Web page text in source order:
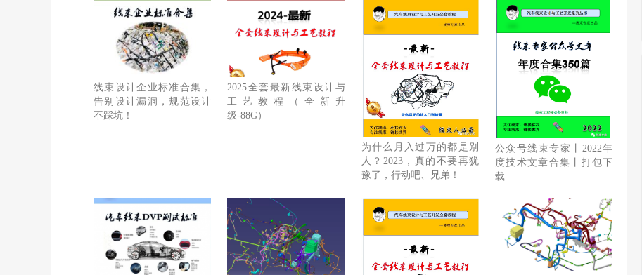
线束设计企业标准合集，
告别设计漏洞，规范设计
不踩坑！
2025全套最新线束设计与
工艺教程（全新升
级-88G）
为什么月入过万的都是别
人？2023，真的不要再犹
豫了，行动吧、兄弟！
公众号线束专家丨2022年
度技术文章合集丨打包下
载